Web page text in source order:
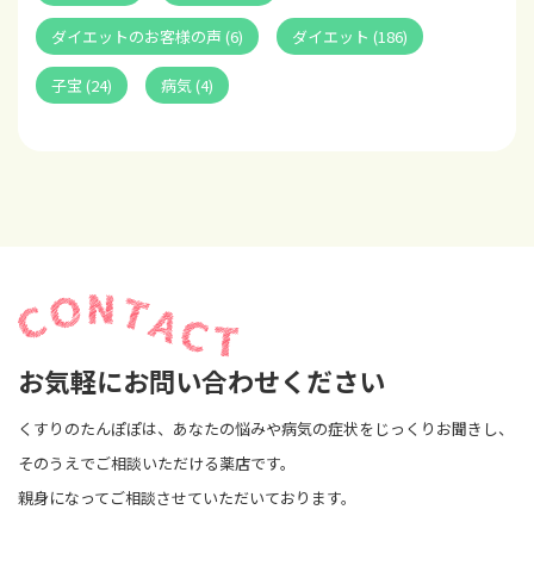
ダイエットのお客様の声 (6) ダイエット (186)
子宝 (24) 病気 (4)
お気軽にお問い合わせください
くすりのたんぽぽは、あなたの悩みや病気の症状をじっくりお聞きし、
そのうえでご相談いただける薬店です。
親身になってご相談させていただいております。